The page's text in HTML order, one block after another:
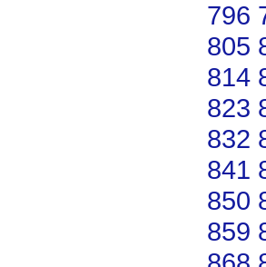
796
805
814
823
832
841
850
859